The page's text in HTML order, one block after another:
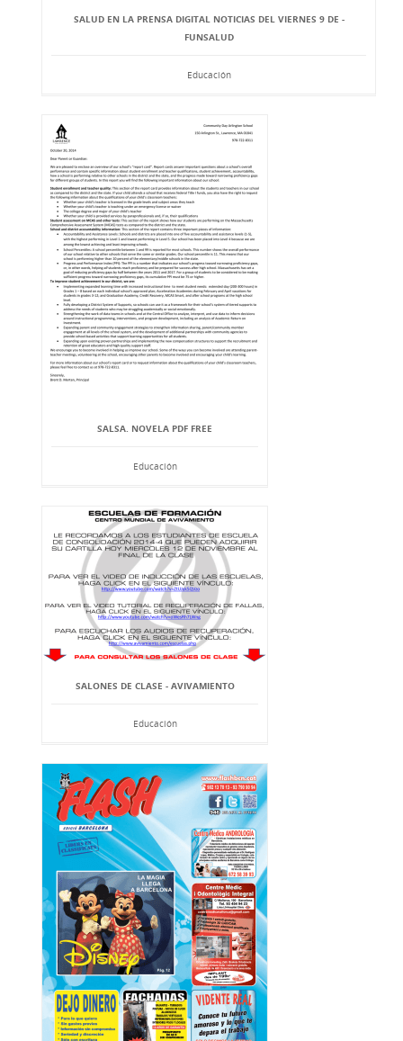
SALUD EN LA PRENSA DIGITAL NOTICIAS DEL VIERNES 9 DE -
FUNSALUD
Educación
SALSA. NOVELA PDF FREE
Educación
SALONES DE CLASE - AVIVAMIENTO
Educación